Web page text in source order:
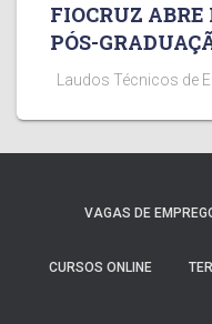
FIOCRUZ ABRE
PÓS-
Laudos Técnicos de
VAGAS DE
CURSOS ONLINE